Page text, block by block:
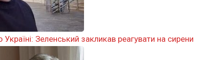
Україні: Зеленський закликав реагувати на сирени